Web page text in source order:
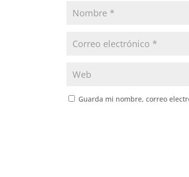
Guarda mi nombre, correo